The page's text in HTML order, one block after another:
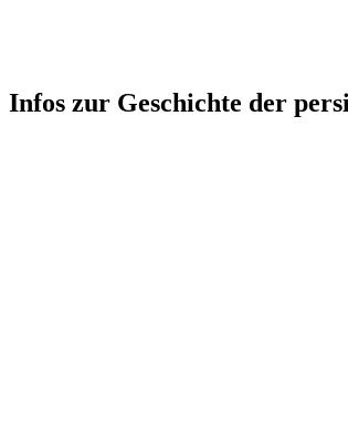
Infos zur Geschichte der